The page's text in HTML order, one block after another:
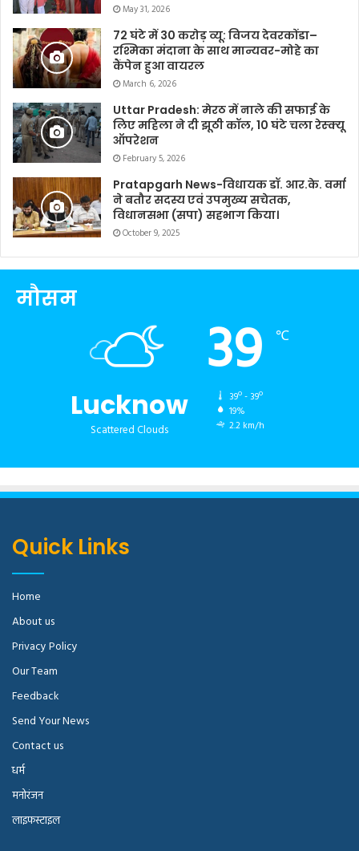
May 31, 2026
72 घंटे में 30 करोड़ व्यू: विजय देवरकोंडा–
रश्मिका मंदाना के साथ मान्यवर-मोहे का
कैंपेन हुआ वायरल
March 6, 2026
Uttar Pradesh: मेरठ में नाले की सफाई के
लिए महिला ने दी झूठी कॉल, 10 घंटे चला रेस्क्यू
ऑपरेशन
February 5, 2026
Pratapgarh News-विधायक डॉ. आर.के. वर्मा
ने बतौर सदस्य एवं उपमुख्य सचेतक,
विधानसभा (सपा) सहभाग किया।
October 9, 2025
मौसम
Lucknow
Scattered Clouds
39 ℃
39º - 39º
19%
2.2 km/h
Quick Links
Home
About us
Privacy Policy
Our Team
Feedback
Send Your News
Contact us
धर्म
मनोरंजन
लाइफस्टाइल